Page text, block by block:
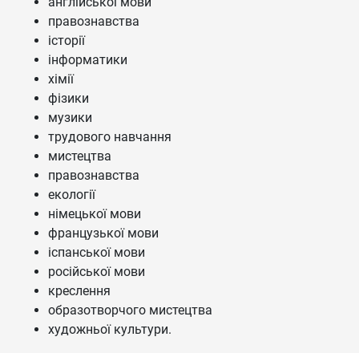
правознавства
історії
інформатики
хімії
фізики
музики
трудового навчання
мистецтва
правознавства
екології
німецької мови
французької мови
іспанської мови
російської мови
креслення
образотворчого мистецтва
художньої культури.